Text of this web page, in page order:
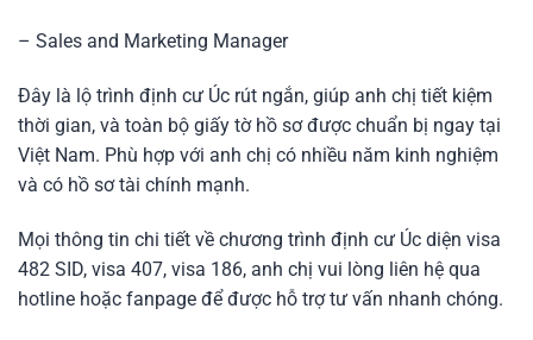
– Sales and Marketing Manager
Đây là lộ trình định cư Úc rút ngắn, giúp anh chị tiết kiệm
thời gian, và toàn bộ giấy tờ hồ sơ được chuẩn bị ngay tại
Việt Nam. Phù hợp với anh chị có nhiều năm kinh nghiệm
và có hồ sơ tài chính mạnh.
Mọi thông tin chi tiết về chương trình định cư Úc diện visa
482 SID, visa 407, visa 186, anh chị vui lòng liên hệ qua
hotline hoặc fanpage để được hỗ trợ tư vấn nhanh chóng.